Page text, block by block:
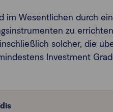
im Wesentlichen durch
zu
solcher, die
Investment